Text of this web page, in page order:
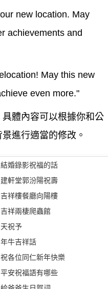
new location. May
achievements and
May this new
even more."
體內容可以根據你和公
進行適當的修改。
結婚錄影祝福的話
建軒堂郭汾陽祝壽
吉祥樓餐廳向陽樓
吉祥兩棲爬蟲館
天祝予
年牛吉祥話
祝各位同仁新年快樂
平安祝福語有哪些